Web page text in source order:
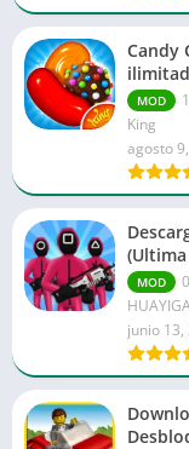
Candy
MOD
King
agosto
MOD
junio 13,